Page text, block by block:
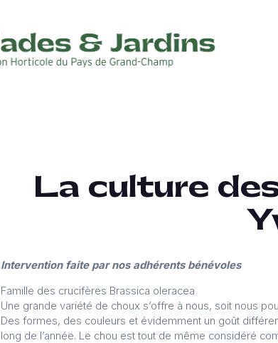
La culture
Intervention faite par nos adhérents bénévoles
Famille des crucifères Brassica oleracea
Une grande variété de choux s’offre à nous, soit nous
Des formes, des couleurs et évidemment un goût
long de l’année. Le chou est tout de même considéré